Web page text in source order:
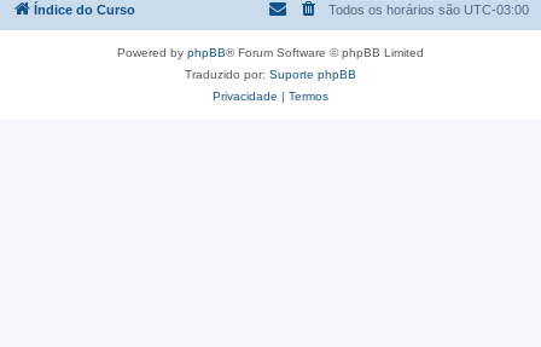
Índice do Curso Todos os horários são UTC-03:00
Powered by phpBB® Forum Software © phpBB Limited
Traduzido por: Suporte phpBB
Privacidade | Termos